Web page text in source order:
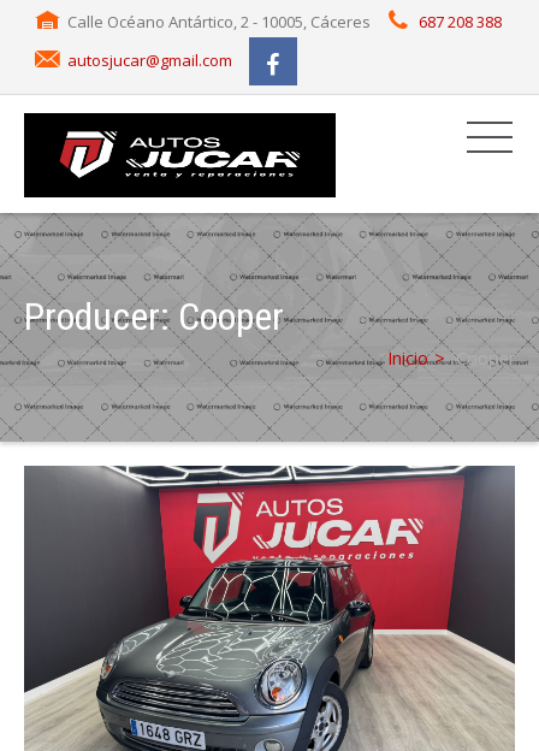
Calle Océano Antártico, 2 - 10005, Cáceres
687 208 388
autosjucar@gmail.com
Producer:Cooper
Inicio Cooper